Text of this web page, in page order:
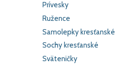
Prívesky
Ružence
Samolepky kresťanské
Sochy kresťanské
Sväteničky